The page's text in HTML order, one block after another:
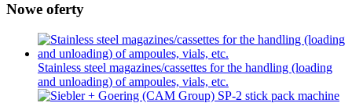
Nowe oferty
Stainless steel magazines/cassettes for the handling (loading
and unloading) of ampoules, vials, etc.